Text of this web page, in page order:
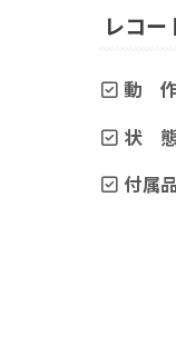
レコ
動
状
付属品